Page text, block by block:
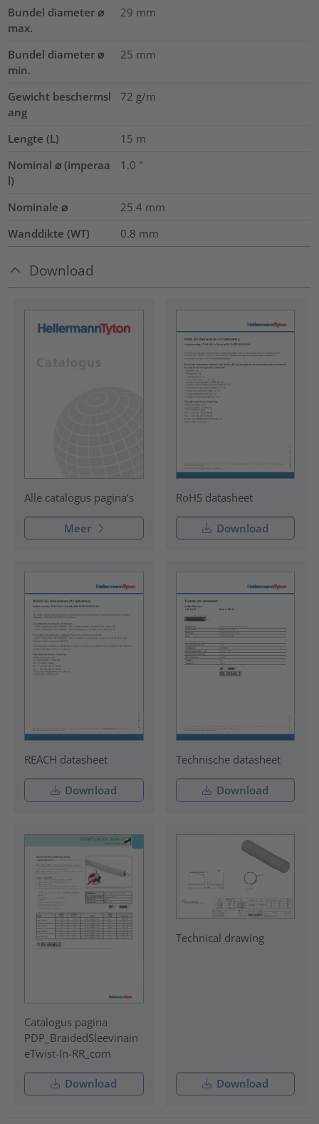
Bundel diameter ⌀
max.
29 mm
Bundel diameter ⌀
min.
25 mm
Gewicht beschermsl
ang
72 g/m
Lengte (L) 15 m
Nominal ⌀ (imperaa
l)
1.0 "
Nominale ⌀ 25.4 mm
Wanddikte (WT)
0.8 mm
Download
Alle catalogus pagina’s
Meer
RoHS datasheet
Download
REACH datasheet
Download
Technische datasheet
Download
Catalogus pagina
PDP_BraidedSleevinain
eTwist-In-RR_com
Download
Technical drawing
Download